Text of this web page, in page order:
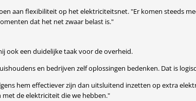
aan flexibiliteit op het elektriciteitsnet. "Er komen steeds
dat het net zwaar belast is."
ook een duidelijke taak voor de overheid.
en bedrijven zelf oplossingen bedenken. Dat is
hem effectiever zijn dan uitsluitend inzetten op extra
de elektriciteit die we hebben."